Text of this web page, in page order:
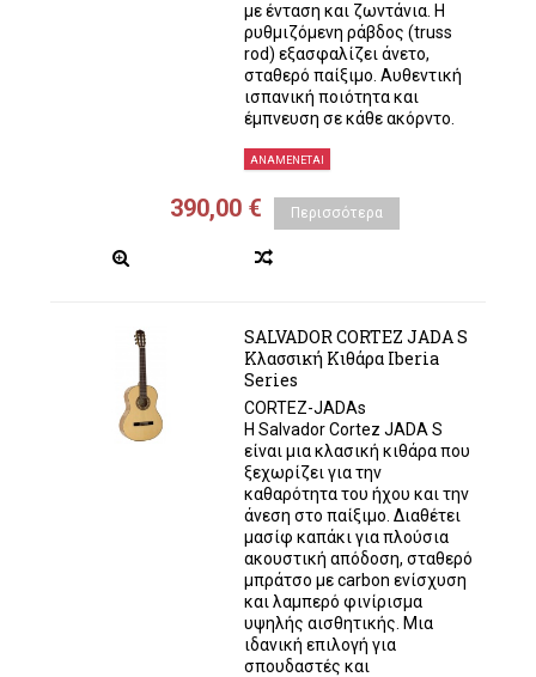
με ένταση και ζωντάνια. Η
ρυθμιζόμενη ράβδος (truss
rod) εξασφαλίζει άνετο,
σταθερό παίξιμο. Αυθεντική
ισπανική ποιότητα και
έμπνευση σε κάθε ακόρντο.
ΑΝΑΜΈΝΕΤΑΙ
390,00 € Περισσότερα
SALVADOR CORTEZ JADA S
Κλασσική Κιθάρα Iberia
Series
CORTEZ-JADAs
Η Salvador Cortez JADA S
είναι μια κλασική κιθάρα που
ξεχωρίζει για την
καθαρότητα του ήχου και την
άνεση στο παίξιμο. Διαθέτει
μασίφ καπάκι για πλούσια
ακουστική απόδοση, σταθερό
μπράτσο με carbon ενίσχυση
και λαμπερό φινίρισμα
υψηλής αισθητικής. Μια
ιδανική επιλογή για
σπουδαστές και